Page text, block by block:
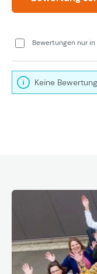
Bewertungen nur
Keine